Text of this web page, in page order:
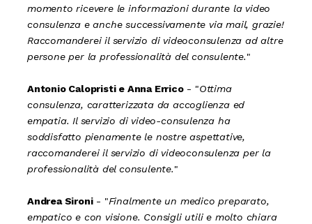
momento ricevere le informazioni durante la video
consulenza e anche successivamente via mail, grazie!
Raccomanderei il servizio di videoconsulenza ad altre
persone per la professionalità del consulente."
Antonio Calopristi e Anna Errico- "Ottima
consulenza, caratterizzata da accoglienza ed
empatia. Il servizio di video-consulenza ha
soddisfatto pienamente le nostre aspettative,
raccomanderei il servizio di videoconsulenza per la
professionalità del consulente."
Andrea Sironi- "Finalmente un medico preparato,
empatico e con visione. Consigli utili e molto chiara